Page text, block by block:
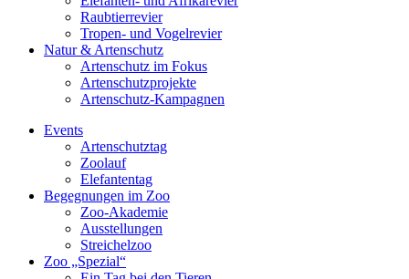
Raubtierrevier
Tropen- und Vogelrevier
Natur & Artenschutz
Artenschutz im Fokus
Artenschutzprojekte
Artenschutz-Kampagnen
Events
Artenschutztag
Zoolauf
Elefantentag
Begegnungen im Zoo
Zoo-Akademie
Ausstellungen
Streichelzoo
Zoo „Spezial“